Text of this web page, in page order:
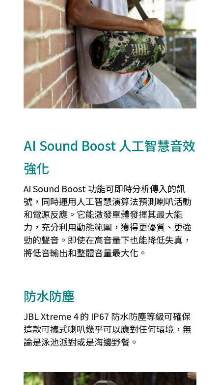
AI Sound Boost 人工智慧音效
強化
AI Sound Boost 功能可即時分析傳入的訊
號，同時運用人工智慧演算法預測喇叭活動
和電源反應。它能激發單體發揮其最大能
力，充分利用動態範圍，獲得更優質、更強
勁的聲音。即使在高音量下也能降低失真，
將低音輸出和整體音量最大化。
防水防塵
JBL Xtreme 4 的 IP67 防水防塵等級可確保
這款可攜式喇叭幾乎可以應對任何環境，無
論是泳池派對或是海邊野餐。